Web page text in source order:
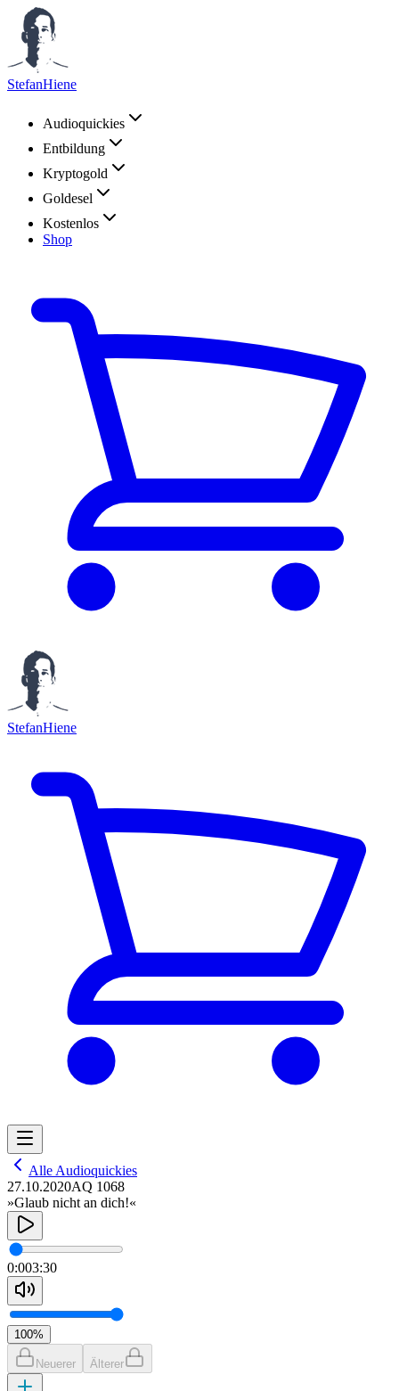
StefanHiene
Audioquickies
Entbildung
Kryptogold
Goldesel
Kostenlos
Shop
StefanHiene
Alle Audioquickies
27.10.2020AQ 1068
»Glaub nicht an dich!«
0:003:30
100%
Neuerer Älterer